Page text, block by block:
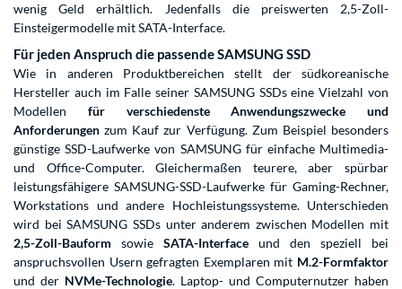
wenig Geld erhältlich. Jedenfalls die preiswerten 2,5-Zoll-
Einsteigermodelle mit SATA-Interface.
Für jeden Anspruch die passende SAMSUNG SSD
Wie in anderen Produktbereichen stellt der südkoreanische
Hersteller auch im Falle seiner SAMSUNG SSDs eine Vielzahl von
Modellen für verschiedenste Anwendungszwecke und
Anforderungen zum Kauf zur Verfügung. Zum Beispiel besonders
günstige SSD-Laufwerke von SAMSUNG für einfache Multimedia-
und Office-Computer. Gleichermaßen teurere, aber spürbar
leistungsfähigere SAMSUNG-SSD-Laufwerke für Gaming-Rechner,
Workstations und andere Hochleistungssysteme. Unterschieden
wird bei SAMSUNG SSDs unter anderem zwischen Modellen mit
2,5-Zoll-Bauform sowie SATA-Interface und den speziell bei
anspruchsvollen Usern gefragten Exemplaren mit M.2-Formfaktor
und der NVMe-Technologie. Laptop- und Computernutzer haben